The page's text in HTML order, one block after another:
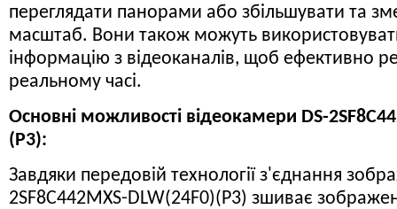
переглядати панорами або збільшувати та
масштаб. Вони також можуть
інформацію з відеоканалів, щоб ефективно
реальному часі.
Основні можливості відеокамери DS-
(P3):
Завдяки передовій технології з'єднання
2SF8C442MXS-DLW(24F0)(P3) зшиває